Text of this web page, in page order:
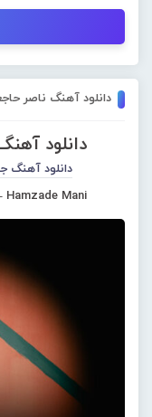
دانلود آهنگ ناصر
دانلود
دانلود آهنگ
Hamzade Mani